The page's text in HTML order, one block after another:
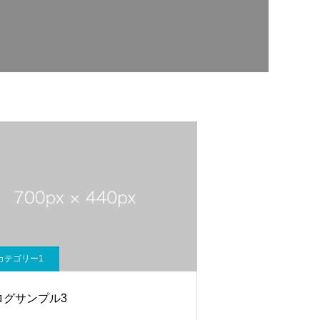
テゴリー1
グサンプル3